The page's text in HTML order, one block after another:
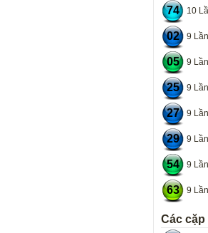
74 10
02 9 Lần
05 9 Lần
25 9 Lần
27 9 Lần
29 9 Lần
54 9 Lần
63 9 Lần
Các cặp